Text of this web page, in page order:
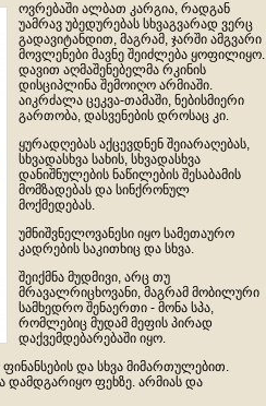
ოვრებაში ალბათ კარგია, რადგან
უამრავ უბედურებას სხვაგვარად ვერც
გადავიტანდით, მაგრამ, ჯარში ამგვარი
მოვლენები მავნე შეიძლება ყოფილიყო.
დავით აღმაშენებელმა რკინის
დისციპლინა შემოიღო არმიაში.
აიკრძალა ცეკვა-თამაში, ნებისმიერი
გართობა, დასვენების დროსაც კი.
ყურადღებას აქცევდნენ შეიარაღებას,
სხვადასხვა სახის, სხვადასხვა
დანიშნულების ნაწილების შესაბამის
მომზადებას და სინქრონულ
მოქმედებას.
უმნიშვნელოვანესი იყო სამეთაურო
კადრების საკითხიც და სხვა.
შეიქმნა მუდმივი, არც თუ
მრავალრიცხოვანი, მაგრამ მობილური
სამხედრო შენაერთი - მონა სპა,
რომლებიც მუდამ მეფის პირად
დაქვემდებარებაში იყო.
და სხვა მიმართულებით.
დამდგარიყო ფეხზე. არმიას და